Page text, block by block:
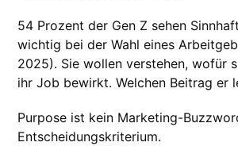
54 Prozent der Gen Z sehen
wichtig bei der Wahl eines
2025). Sie wollen verstehen, wofür
ihr Job bewirkt. Welchen Beitrag er
Purpose ist kein Marketing-
Entscheidungskriterium.